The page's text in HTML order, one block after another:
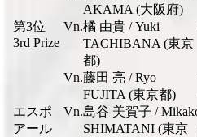
AKAMA (大阪府)
第3位
3rd Prize
Vn.橘 由貴 / Yuki
TACHIBANA (東京
都)
Vn.藤田 亮 / Ryo
FUJITA (東京都)
エスポ
アール
Vn.島谷 美賀子 /
SHIMATANI (東京